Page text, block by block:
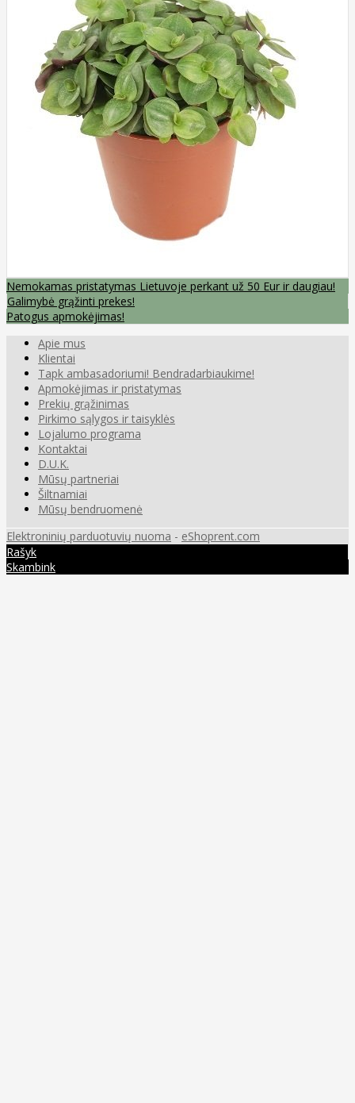
Nemokamas pristatymas Lietuvoje perkant už 50 Eur ir daugiau!
Galimybė grąžinti prekes!
Patogus apmokėjimas!
Apie mus
Klientai
Tapk ambasadoriumi! Bendradarbiaukime!
Apmokėjimas ir pristatymas
Prekių grąžinimas
Pirkimo sąlygos ir taisyklės
Lojalumo programa
Kontaktai
D.U.K.
Mūsų partneriai
Šiltnamiai
Mūsų bendruomenė
Elektroninių parduotuvių nuoma - eShoprent.com
Rašyk
Skambink